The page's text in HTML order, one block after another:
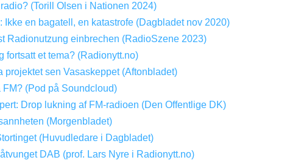
(Torill Olsen i Nationen 2024)
Ikke en bagatell, en katastrofe (Dagbladet nov 2020)
Radionutzung einbrechen (RadioSzene 2023)
fortsatt et tema? (Radionytt.no)
projektet sen Vasaskeppet (Aftonbladet)
FM? (Pod på Soundcloud)
Drop lukning af FM-radioen (Den Offentlige DK)
(Morgenbladet)
(Huvudledare i Dagbladet)
DAB (prof. Lars Nyre i Radionytt.no)